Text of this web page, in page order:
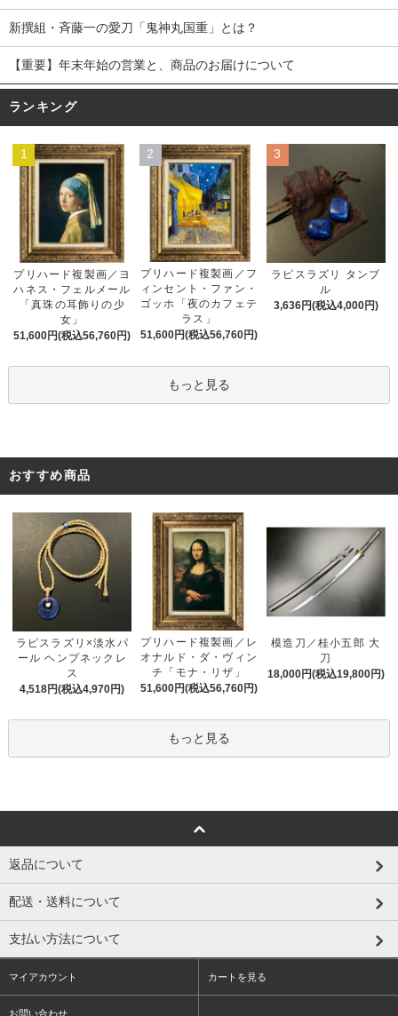
新撰組・斉藤一の愛刀「鬼神丸国重」とは？
【重要】年末年始の営業と、商品のお届けについて
ランキング
1
プリハード複製画／ヨ
ハネス・フェルメール
「真珠の耳飾りの少
女」
51,600円(税込56,760円)
2
プリハード複製画／フ
ィンセント・ファン・
ゴッホ「夜のカフェテ
ラス」
51,600円(税込56,760円)
3
ラピスラズリ タンブ
ル
3,636円(税込4,000円)
もっと見る
おすすめ商品
ラピスラズリ×淡水パ
ール ヘンプネックレ
ス
4,518円(税込4,970円)
プリハード複製画／レ
オナルド・ダ・ヴィン
チ「モナ・リザ」
51,600円(税込56,760円)
模造刀／桂小五郎 大
刀
18,000円(税込19,800円)
もっと見る
返品について
配送・送料について
支払い方法について
マイアカウント カートを見る
お問い合わせ